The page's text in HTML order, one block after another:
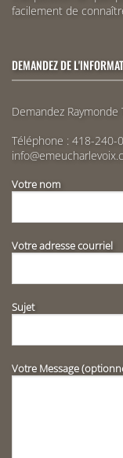
facilement de
DEMANDEZ DE
Demandez Raymonde
Téléphone : 418-240-
Votre nom
Votre adresse courriel
Sujet
Votre Message